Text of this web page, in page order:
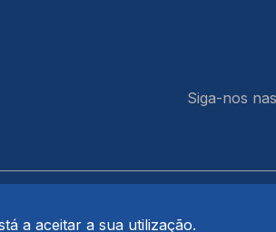
a aceitar a sua utilização.
Siga-nos